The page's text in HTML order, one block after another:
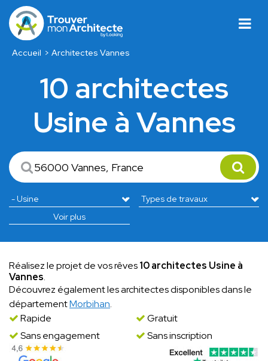
Accueil Architectes Vannes
10 architectes
Usine à Vannes
Voir plus
Réalisez le projet de vos rêves10 architectes Usine à
Vannes.
Découvrez également les architectes disponibles dans le
départementMorbihan.
Rapide
Gratuit
Sans engagement
Sans inscription